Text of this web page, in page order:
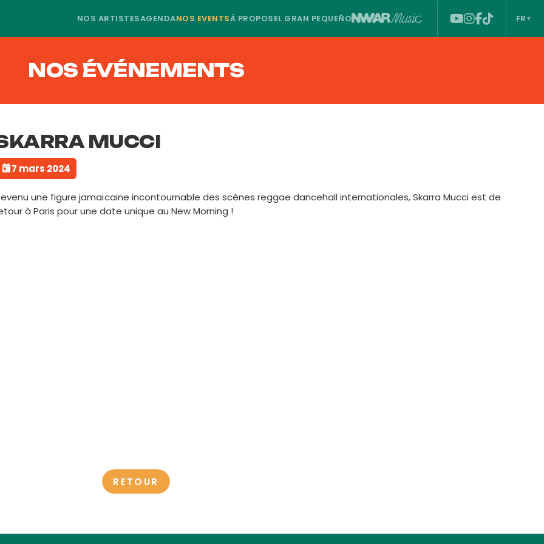
NOS ARTISTESAGENDANOS EVENTSÀ PROPOSEL GRAN PEQUEÑO FR
NOS ÉVÉNEMENTS
MUCCI
7 mars 2024
une figure jamaïcaine incontournable des scènes reggae dancehall internationales, Skarra Mucci est de
à Paris pour une date unique au New Morning !
RETOUR